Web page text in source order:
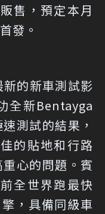
售，預定本月
發。
的新車測試影
全新Bentayga
測試的結果，
的貼地和行路
心的問題。賓
全世界跑最快
，具備同級車